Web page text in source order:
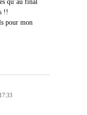
qu’au final
!!
pour mon